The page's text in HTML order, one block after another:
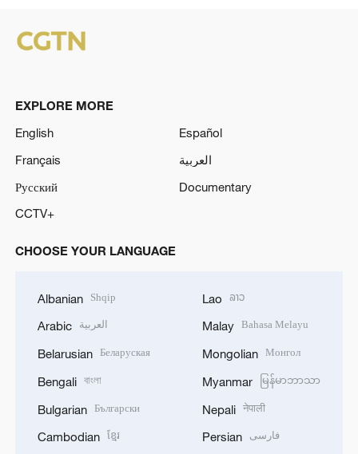
EXPLORE MORE
English
Español
Français
العربية
Русский
Documentary
CCTV+
CHOOSE YOUR LANGUAGE
Albanian Shqip
Arabic العربية
Belarusian Беларуская
Bengali বাংলা
Bulgarian Български
Cambodian ខ្មែរ
Lao ລາວ
Malay Bahasa Melayu
Mongolian Монгол
Myanmar မြန်မာဘာသာ
Nepali नेपाली
Persian فارسی